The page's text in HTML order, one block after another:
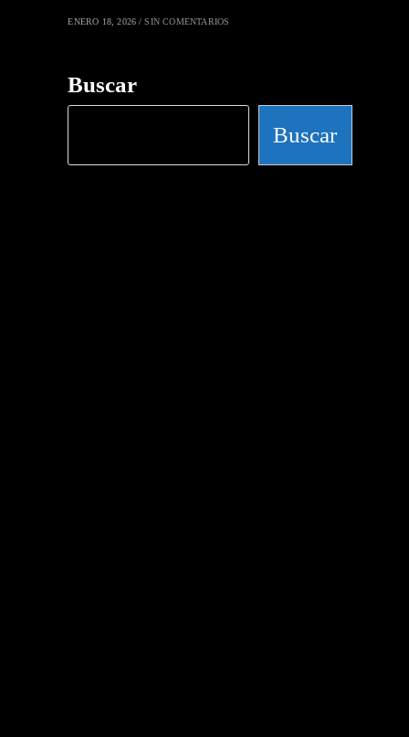
ENERO 18, 2026 / SIN COMENTARIOS
Buscar
Buscar